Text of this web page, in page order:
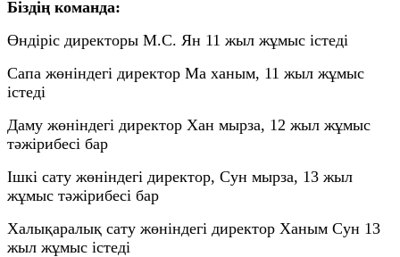
Біздің команда:
Өндіріс директоры М.С. Ян 11 жыл жұмыс істеді
Сапа жөніндегі директор Ма ханым, 11 жыл жұмыс
істеді
Даму жөніндегі директор Хан мырза, 12 жыл жұмыс
тәжірибесі бар
Ішкі сату жөніндегі директор, Сун мырза, 13 жыл
жұмыс тәжірибесі бар
Халықаралық сату жөніндегі директор Ханым Сун 13
жыл жұмыс істеді